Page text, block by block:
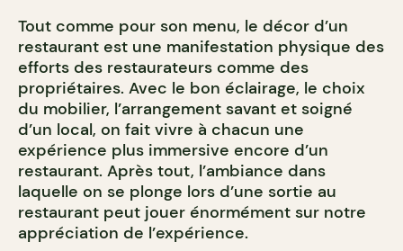
Tout comme pour son menu, le décor d’un
restaurant est une manifestation physique des
efforts des restaurateurs comme des
propriétaires. Avec le bon éclairage, le choix
du mobilier, l’arrangement savant et soigné
d’un local, on fait vivre à chacun une
expérience plus immersive encore d’un
restaurant. Après tout, l’ambiance dans
laquelle on se plonge lors d’une sortie au
restaurant peut jouer énormément sur notre
appréciation de l’expérience.